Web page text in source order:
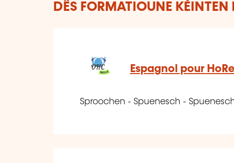
DËS FORMATIOUNE KÉINTEN
Espagnol pour
Sproochen - Spuenesch -